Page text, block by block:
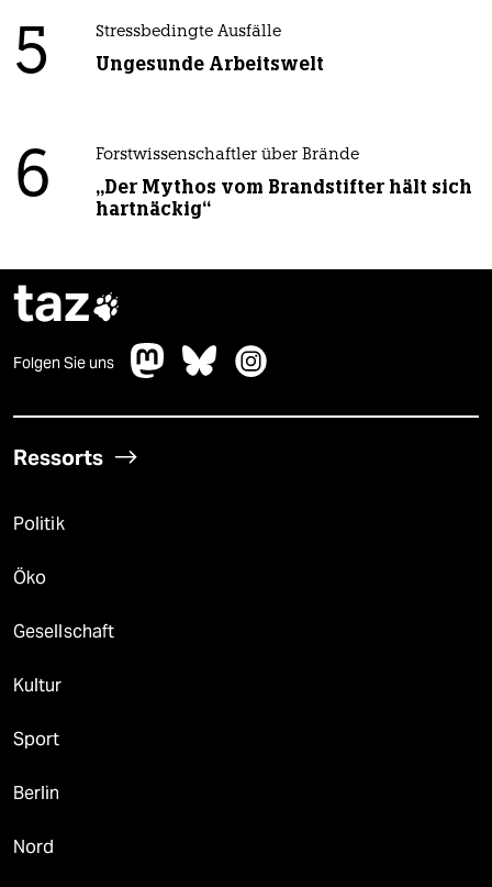
5 Stressbedingte Ausfälle
Ungesunde Arbeitswelt
6 Forstwissenschaftler über Brände
„Der Mythos vom Brandstifter hält sich
hartnäckig“
taz
Folgen Sie uns
Ressorts
Politik
Öko
Gesellschaft
Kultur
Sport
Berlin
Nord